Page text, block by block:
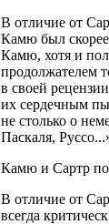
В отличие от
Камю был скорее
Камю, хотя и
продолжателем
в своей
их сердечным
не столько о
Паскаля,
Камю и Сартр
В отличие от
всегда